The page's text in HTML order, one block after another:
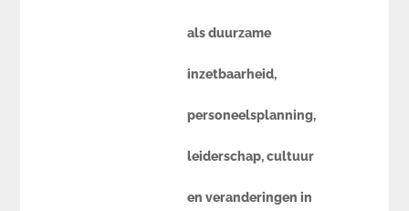
als duurzame
inzetbaarheid,
personeelsplanning,
leiderschap, cultuur
en veranderingen in